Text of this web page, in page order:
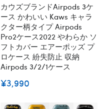
カウズブランドairpods 3ケ
ース かわいい Kaws キャラ
クター柄タイプ Airpods
Pro2ケース2022 やわらか ソ
フトカバー エアーポッズ プ
ロケース 紛失防止 収納
Airpods 3/2/1ケース
¥3,990